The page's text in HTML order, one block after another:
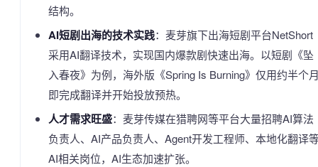
结构。
AI短剧出海的技术实践：麦芽旗下出海短剧平台NetShort
采用AI翻译技术，实现国内爆款剧快速出海。以短剧《坠
入春夜》为例，海外版《Spring Is Burning》仅用约半个
即完成翻译并开始投放预热。
人才需求旺盛：麦芽传媒在猎聘网等平台大量招聘AI算法
负责人、AI产品负责人、Agent开发工程师、本地化翻译
AI相关岗位，AI生态加速扩张。